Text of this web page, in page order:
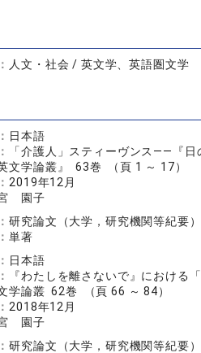
人文・社会 / 英文学、英語圏文学
日本語
「介護人」スティーヴンス――『
英文学論叢』 63巻 （頁 1 ～ 17）
2019年12月
園子
研究論文（大学，研究機関等紀要）
単著
日本語
『わたしを離さないで』における
学論叢 62巻 （頁 66 ～ 84）
2018年12月
園子
研究論文（大学，研究機関等紀要）